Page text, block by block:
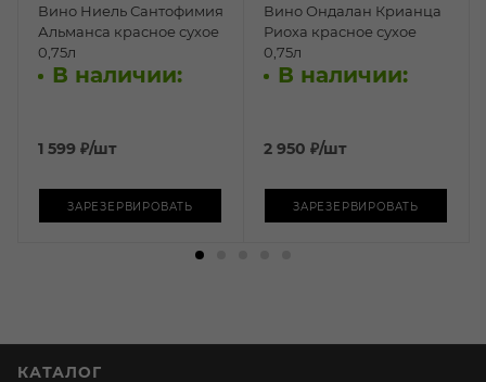
Вино Ниель Сантофимия
Альманса красное сухое
0,75л
В наличии:
1 599 ₽/шт
ЗАРЕЗЕРВИРОВАТЬ
Вино Ондалан Крианца
Риоха красное сухое
0,75л
В наличии:
2 950 ₽/шт
ЗАРЕЗЕРВИРОВАТЬ
КАТАЛОГ